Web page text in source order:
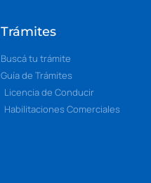
Trámites
Buscá tu trámite
Guía de Trámites
Licencia de Conducir
Habilitaciones Comerciales